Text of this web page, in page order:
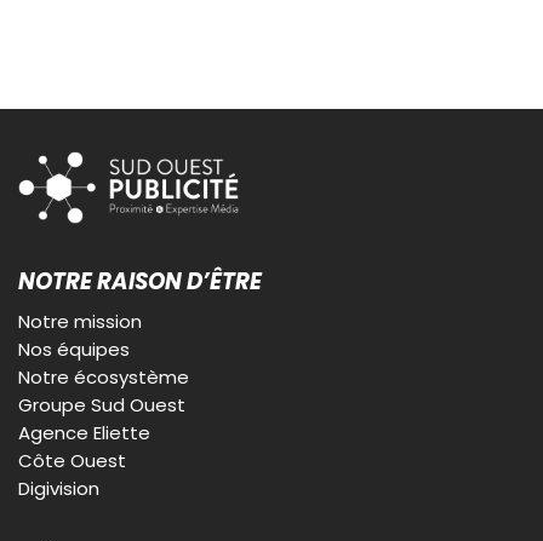
NOTRE RAISON D’ÊTRE
Notre mission
Nos équipes
Notre écosystème
Groupe Sud Ouest
Agence Eliette
Côte Ouest
Digivision